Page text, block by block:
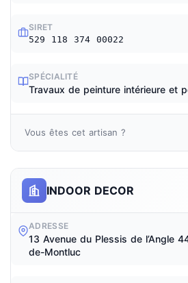
SIRET
529 118 374 00022
SPÉCIALITÉ
Travaux de peinture intérieure et
Vous êtes cet artisan ?
INDOOR DECOR
ADRESSE
13 Avenue du Plessis de l’Angle
de-Montluc